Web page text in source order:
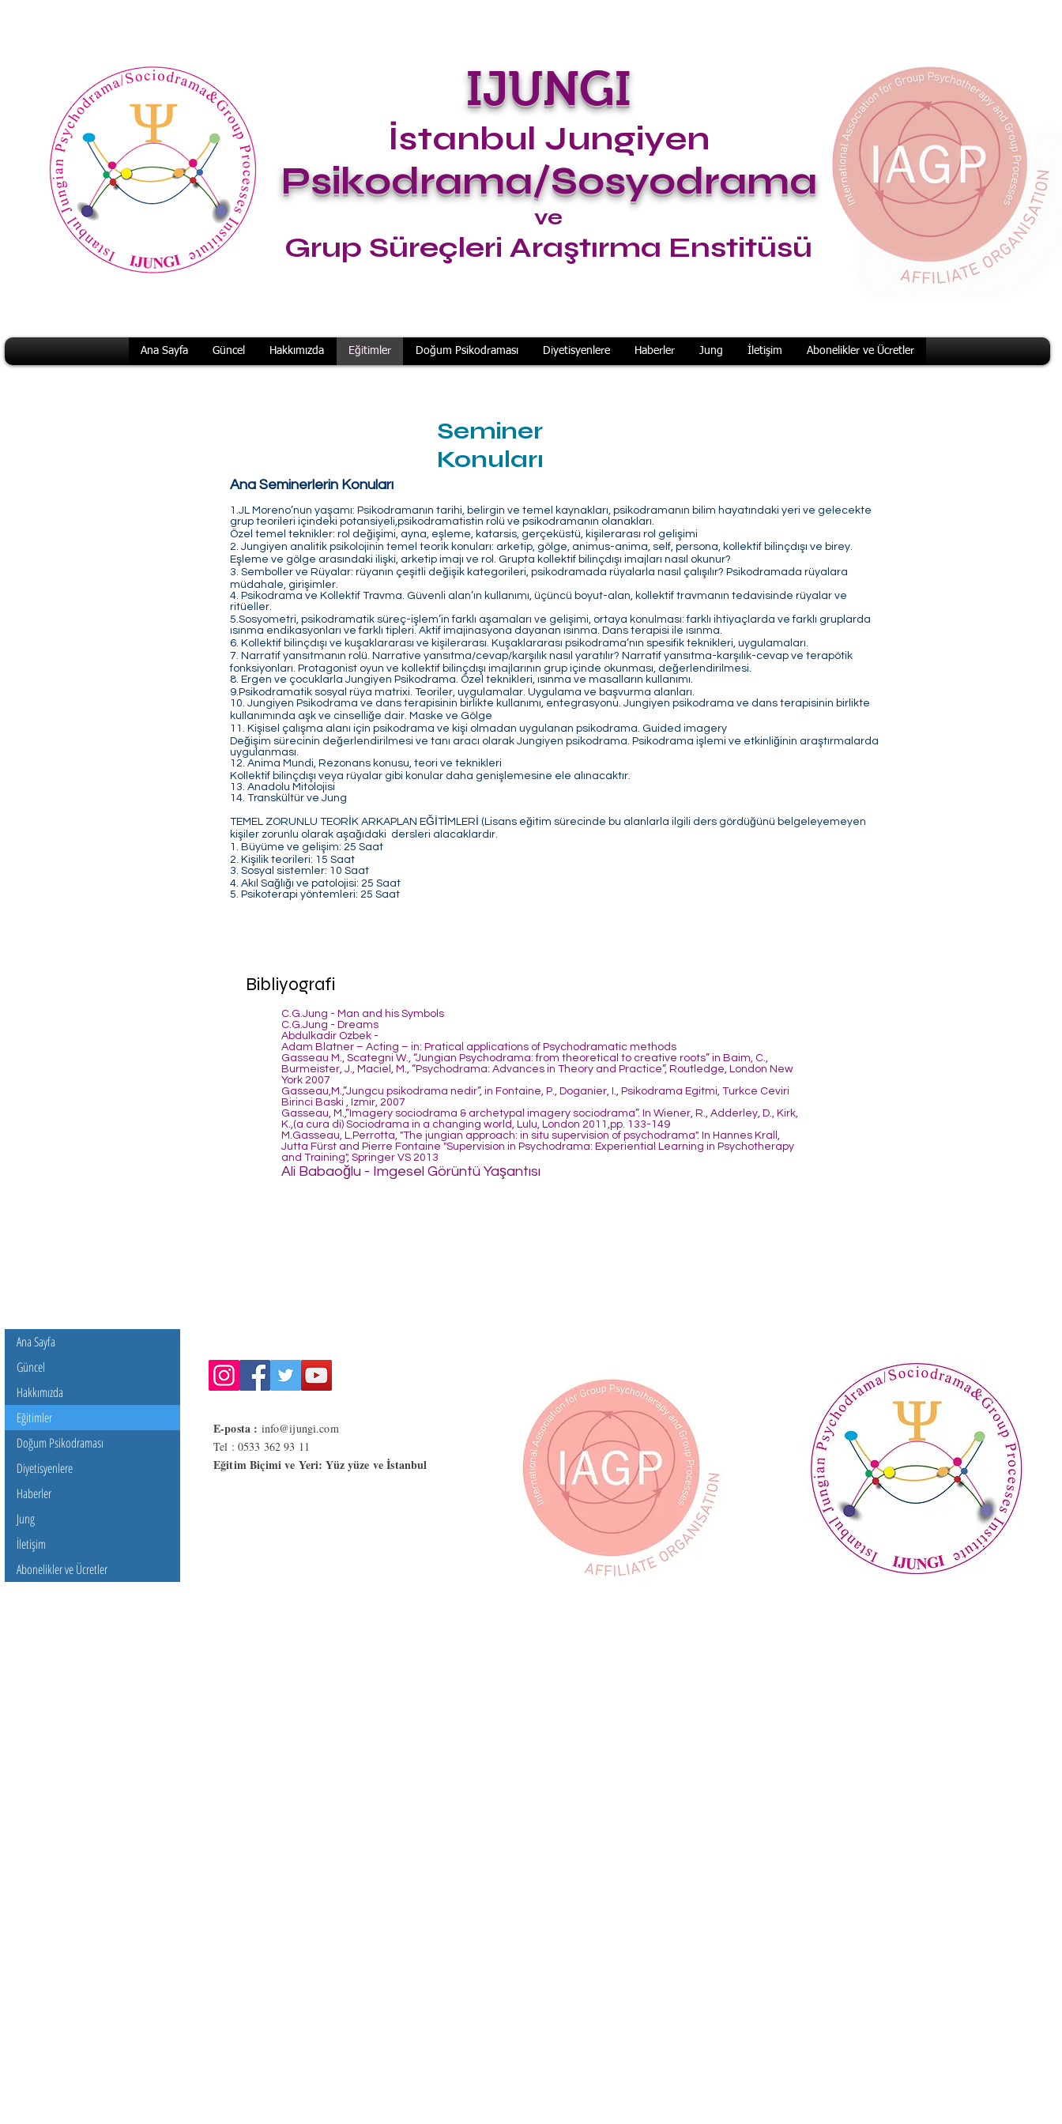
IJUNGI
İstanbul Jungiyen
Psikodrama/Sosyodrama
ve
Grup Süreçleri Araştırma Enstitüsü
Ana Sayfa Güncel Hakkımızda Eğitimler Doğum Psikodraması Diyetisyenlere Haberler Jung İletişim Abonelikler ve Ücretler
Seminer
Konuları
Ana Seminerlerin Konuları
1.JL Moreno’nun yaşamı: Psikodramanın tarihi, belirgin ve temel kaynakları, psikodramanın bilim hayatındaki yeri ve gelecekte
grup teorileri içindeki potansiyeli,psikodramatistin rolü ve psikodramanın olanakları.
Özel temel teknikler: rol değişimi, ayna, eşleme, katarsis, gerçeküstü, kişilerarası rol gelişimi
2. Jungiyen analitik psikolojinin temel teorik konuları: arketip, gölge, animus-anima, self, persona, kollektif bilinçdışı ve birey.
Eşleme ve gölge arasındaki ilişki, arketip imajı ve rol. Grupta kollektif bilinçdışı imajları nasıl okunur?
3. Semboller ve Rüyalar: rüyanın çeşitli değişik kategorileri, psikodramada rüyalarla nasıl çalışılır? Psikodramada rüyalara
müdahale, girişimler.
4. Psikodrama ve Kollektif Travma. Güvenli alan’ın kullanımı, üçüncü boyut-alan, kollektif travmanın tedavisinde rüyalar ve
ritüeller.
5.Sosyometri, psikodramatik süreç-işlem’in farklı aşamaları ve gelişimi, ortaya konulması: farklı ihtiyaçlarda ve farklı gruplarda
ısınma endikasyonları ve farklı tipleri. Aktif imajinasyona dayanan ısınma. Dans terapisi ile ısınma.
6. Kollektif bilinçdışı ve kuşaklararası ve kişilerarası. Kuşaklararası psikodrama’nın spesifik teknikleri, uygulamaları.
7. Narratif yansıtmanın rolü. Narrative yansıtma/cevap/karşılık nasıl yaratılır? Narratif yansıtma-karşılık-cevap ve terapötik
fonksiyonları. Protagonist oyun ve kollektif bilinçdışı imajlarının grup içinde okunması, değerlendirilmesi.
8. Ergen ve çocuklarla Jungiyen Psikodrama. Özel teknikleri, ısınma ve masalların kullanımı.
9.Psikodramatik sosyal rüya matrixi. Teoriler, uygulamalar. Uygulama ve başvurma alanları.
10. Jungiyen Psikodrama ve dans terapisinin birlikte kullanımı, entegrasyonu. Jungiyen psikodrama ve dans terapisinin birlikte
kullanımında aşk ve cinselliğe dair. Maske ve Gölge
11. Kişisel çalışma alanı için psikodrama ve kişi olmadan uygulanan psikodrama. Guided imagery
Değişim sürecinin değerlendirilmesi ve tanı aracı olarak Jungiyen psikodrama. Psikodrama işlemi ve etkinliğinin araştırmalarda
uygulanması.
12. Anima Mundi, Rezonans konusu, teori ve teknikleri
Kollektif bilinçdışı veya rüyalar gibi konular daha genişlemesine ele alınacaktır.
13. Anadolu Mitolojisi
14. Transkültür ve Jung
TEMEL ZORUNLU TEORİK ARKAPLAN EĞİTİMLERİ (Lisans eğitim sürecinde bu alanlarla ilgili ders gördüğünü belgeleyemeyen
kişiler zorunlu olarak aşağıdaki dersleri alacaklardır.
1. Büyüme ve gelişim: 25 Saat
2. Kişilik teorileri: 15 Saat
3. Sosyal sistemler: 10 Saat
4. Akıl Sağlığı ve patolojisi: 25 Saat
5. Psikoterapi yöntemleri: 25 Saat
Bibliyografi
C.G.Jung - Man and his Symbols
C.G.Jung - Dreams
Abdulkadir Ozbek -
Adam Blatner – Acting – in: Pratical applications of Psychodramatic methods
Gasseau M., Scategni W., “Jungian Psychodrama: from theoretical to creative roots” in Baim, C.,
Burmeister, J., Maciel, M., “Psychodrama: Advances in Theory and Practice”, Routledge, London New
York 2007
Gasseau,M.,”Jungcu psikodrama nedir”, in Fontaine, P., Doganier, I., Psikodrama Egitmi, Turkce Ceviri
Birinci Baski , Izmir, 2007
Gasseau, M.,”Imagery sociodrama & archetypal imagery sociodrama”. In Wiener, R., Adderley, D., Kirk,
K.,(a cura di) Sociodrama in a changing world, Lulu, London 2011,pp. 133-149
M.Gasseau, L.Perrotta, "The jungian approach: in situ supervision of psychodrama". In Hannes Krall,
Jutta Fürst and Pierre Fontaine "Supervision in Psychodrama: Experiential Learning in Psychotherapy
and Training", Springer VS 2013
Ali Babaoğlu - Imgesel Görüntü Yaşantısı
Ana Sayfa
Güncel
Hakkımızda
Eğitimler
Doğum Psikodraması
Diyetisyenlere
Haberler
Jung
İletişim
Abonelikler ve Ücretler
E-posta : info@ijungi.com
Tel : 0533 362 93 11
Eğitim Biçimi ve Yeri: Yüz yüze ve İstanbul